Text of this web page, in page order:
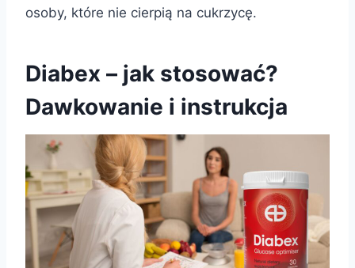
osoby, które nie cierpią na cukrzycę.
Diabex – jak stosować?
Dawkowanie i instrukcja